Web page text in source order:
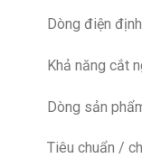
Dòng điện
Khả năng cắt
Dòng sản
Tiêu chuẩn /